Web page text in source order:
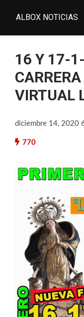
ALBOX NOTICIAS
16 Y 17-
VIRTUAL
diciembre 14, 2020
770